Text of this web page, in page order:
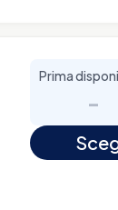
Prima
-